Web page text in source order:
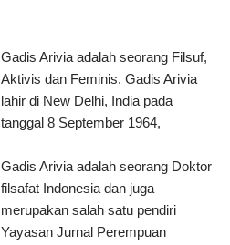
Gadis Arivia adalah seorang Filsuf,
Aktivis dan Feminis. Gadis Arivia
lahir di New Delhi, India pada
tanggal 8 September 1964,
Gadis Arivia adalah seorang Doktor
filsafat Indonesia dan juga
merupakan salah satu pendiri
Yayasan Jurnal Perempuan